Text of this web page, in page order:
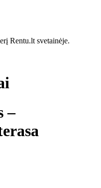
Rentu.lt svetainėje.
–